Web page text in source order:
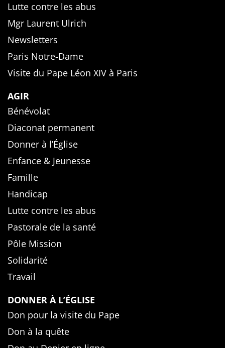
Lutte contre les abus
Mgr Laurent Ulrich
Newsletters
Paris Notre-Dame
Visite du Pape Léon XIV à Paris
AGIR
Bénévolat
Diaconat permanent
Donner à l’Église
Enfance & Jeunesse
Famille
Handicap
Lutte contre les abus
Pastorale de la santé
Pôle Mission
Solidarité
Travail
DONNER À L’ÉGLISE
Don pour la visite du Pape
Don à la quête